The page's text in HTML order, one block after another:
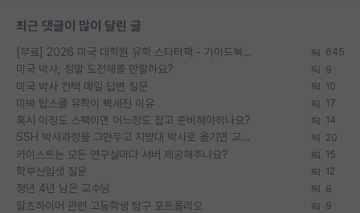
최근 댓글이 많이 달린 글
[무료] 2026 미국 대학원 유학 스타터팩 - 가이드북 & 합격자 컨택메일 템플릿 645
미국 박사, 정말 도전해볼 만할까요? 9
미국 박사 컨택 메일 답변 질문 10
미박 탑스쿨 유학이 빡세진 이유 17
혹시 이정도 스펙이면 어느정도 잡고 준비해야하나요? 14
SSH 박사과정을 그만두고 지방대 박사로 옮기면 교수의 꿈은 끝일까요? 20
카이스트는 모든 연구실마다 서버 제공해주나요? 15
학부신입생 질문 12
정년 4년 남은 교수님 8
알츠하이머 관련 고등학생 탐구 포트폴리오 9